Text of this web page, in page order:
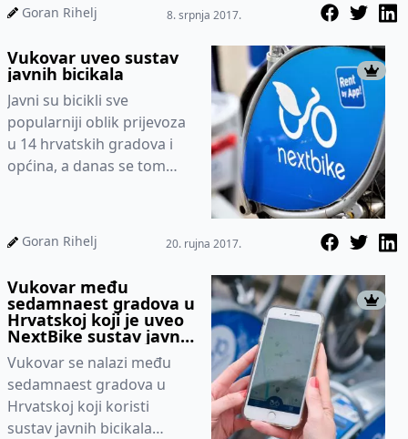
brz i povoljan obli...
Goran Rihelj 8. srpnja 2017.
Vukovar uveo sustav
javnih bicikala
Javni su bicikli sve
popularniji oblik prijevoza
u 14 hrvatskih gradova i
općina, a danas se tom
petnaes...
Goran Rihelj 20. rujna 2017.
Vukovar među
sedamnaest gradova u
Hrvatskoj koji je uveo
NextBike sustav javnih
bicikala
Vukovar se nalazi među
sedamnaest gradova u
Hrvatskoj koji koristi
sustav javnih bicikala